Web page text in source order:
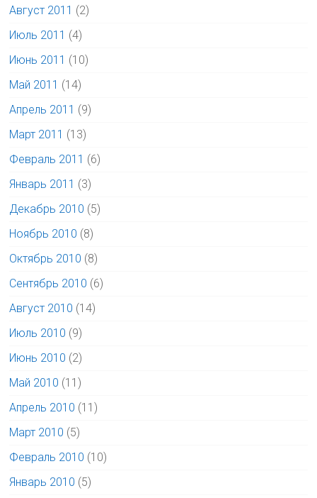
Август 2011 (2)
Июль 2011 (4)
Июнь 2011 (10)
Май 2011 (14)
Апрель 2011 (9)
Март 2011 (13)
Февраль 2011 (6)
Январь 2011 (3)
Декабрь 2010 (5)
Ноябрь 2010 (8)
Октябрь 2010 (8)
Сентябрь 2010 (6)
Август 2010 (14)
Июль 2010 (9)
Июнь 2010 (2)
Май 2010 (11)
Апрель 2010 (11)
Март 2010 (5)
Февраль 2010 (10)
Январь 2010 (5)